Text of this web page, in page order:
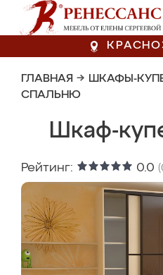
ГЛАВНАЯ → ШКАФЫ-
СПАЛЬНЮ
Шкаф-
Рейтинг: 0.0 (